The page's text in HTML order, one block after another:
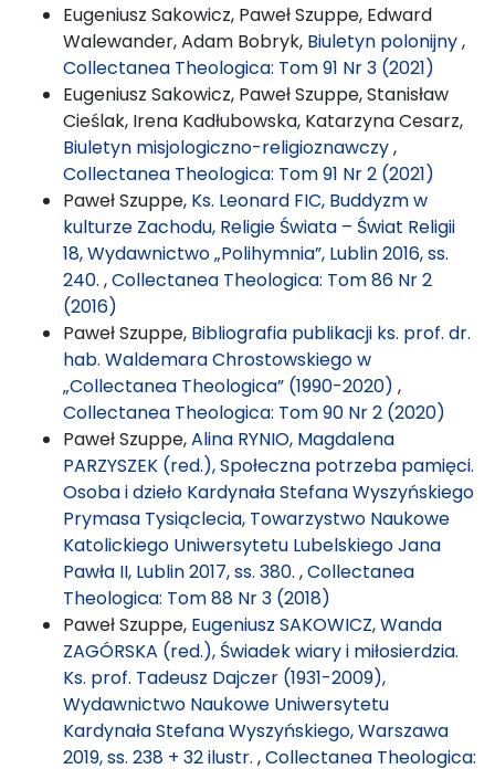
Eugeniusz Sakowicz, Paweł Szuppe, Edward
Walewander, Adam Bobryk, Biuletyn polonijny,
Collectanea Theologica: Tom 91 Nr 3 (2021)
Eugeniusz Sakowicz, Paweł Szuppe, Stanisław
Cieślak, Irena Kadłubowska, Katarzyna Cesarz,
Biuletyn misjologiczno-religioznawczy,
Collectanea Theologica: Tom 91 Nr 2 (2021)
Paweł Szuppe, Ks. Leonard FIC, Buddyzm w
kulturze Zachodu, Religie Świata – Świat Religii
18, Wydawnictwo „Polihymnia”, Lublin 2016, ss.
240. ,Collectanea Theologica: Tom 86 Nr 2
(2016)
Paweł Szuppe, Bibliografia publikacji ks. prof. dr.
hab. Waldemara Chrostowskiego w
„Collectanea Theologica” (1990-2020) ,
Collectanea Theologica: Tom 90 Nr 2 (2020)
Paweł Szuppe,Alina RYNIO, Magdalena
PARZYSZEK (red.), Społeczna potrzeba pamięci.
Osoba i dzieło Kardynała Stefana Wyszyńskiego
Prymasa Tysiąclecia, Towarzystwo Naukowe
Katolickiego Uniwersytetu Lubelskiego Jana
Pawła II, Lublin 2017, ss. 380. ,Collectanea
Theologica: Tom 88 Nr 3 (2018)
Paweł Szuppe, Eugeniusz SAKOWICZ, Wanda
ZAGÓRSKA (red.), Świadek wiary i miłosierdzia.
Ks. prof. Tadeusz Dajczer (1931-2009),
Wydawnictwo Naukowe Uniwersytetu
Kardynała Stefana Wyszyńskiego, Warszawa
2019, ss. 238 + 32 ilustr. ,Collectanea Theologica: